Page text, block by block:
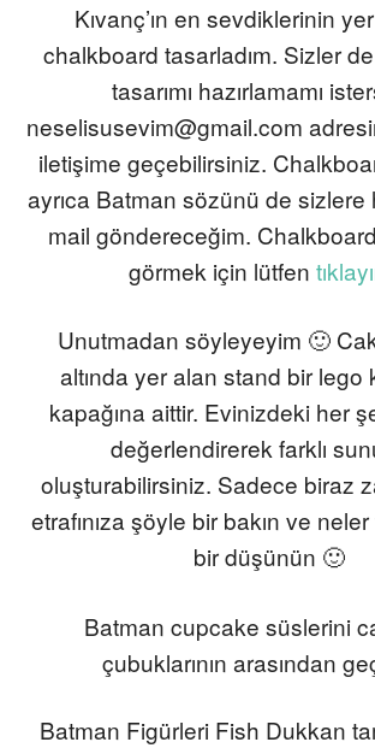
Kıvanç’ın en sevdiklerinin yer
chalkboard tasarladım. Sizler
tasarımı hazırlamamı
neselisusevim@gmail.com
iletişime geçebilirsiniz.
ayrıca Batman sözünü de
mail göndereceğim.
görmek için lütfen
Unutmadan söyleyeyim 🙂
altında yer alan stand bir lego
kapağına aittir. Evinizdeki her
değerlendirerek farklı
oluşturabilirsiniz. Sadece biraz
etrafınıza şöyle bir bakın ve
bir düşünün 🙂
Batman cupcake süslerini
çubuklarının arasından
Batman Figürleri Fish Dukkan